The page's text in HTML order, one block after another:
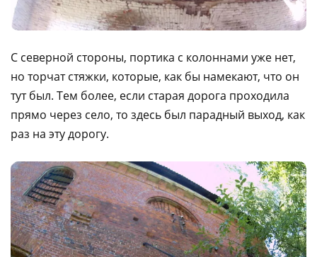
С северной стороны, портика с колоннами уже нет,
но торчат стяжки, которые, как бы намекают, что он
тут был. Тем более, если старая дорога проходила
прямо через село, то здесь был парадный выход, как
раз на эту дорогу.